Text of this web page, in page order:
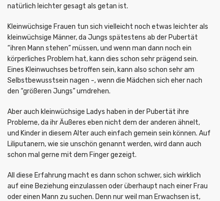
natürlich leichter gesagt als getan ist.
Kleinwüchsige Frauen tun sich vielleicht noch etwas leichter als
kleinwüchsige Männer, da Jungs spätestens ab der Pubertät
“ihren Mann stehen” müssen, und wenn man dann noch ein
körperliches Problem hat, kann dies schon sehr prägend sein.
Eines Kleinwuchses betroffen sein, kann also schon sehr am
Selbstbewusstsein nagen -, wenn die Mädchen sich eher nach
den “größeren Jungs” umdrehen.
Aber auch kleinwüchsige Ladys haben in der Pubertät ihre
Probleme, da ihr Äußeres eben nicht dem der anderen ähnelt,
und Kinder in diesem Alter auch einfach gemein sein können. Auf
Liliputanern, wie sie unschön genannt werden, wird dann auch
schon mal gerne mit dem Finger gezeigt.
All diese Erfahrung macht es dann schon schwer, sich wirklich
auf eine Beziehung einzulassen oder überhaupt nach einer Frau
oder einen Mann zu suchen. Denn nur weil man Erwachsen ist,